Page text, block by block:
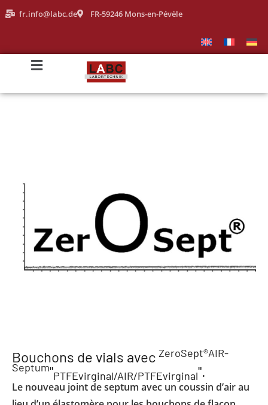
fr.info@labc.de FR-59246 Mons-en-Pévèle
Bouchons de vials avec ZeroSept®AIR-
Septum"PTFEvirginal/AIR/PTFEvirginal".
Le nouveau joint de septum avec un coussin d’air au